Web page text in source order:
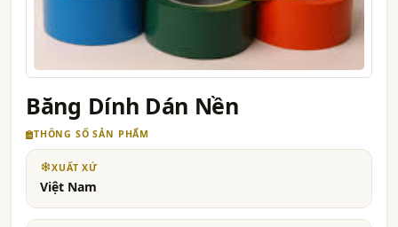
Băng Dính Dán Nền
THÔNG SỐ SẢN PHẨM
XUẤT XỨ
Việt Nam